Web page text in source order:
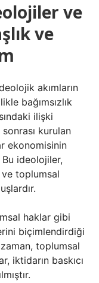
ve
ve
akımların
bağımsızlık
ilişki
kurulan
ekonomisinin
ideolojiler,
toplumsal
haklar gibi
biçimlendirdiği
toplumsal
iktidarın baskıcı